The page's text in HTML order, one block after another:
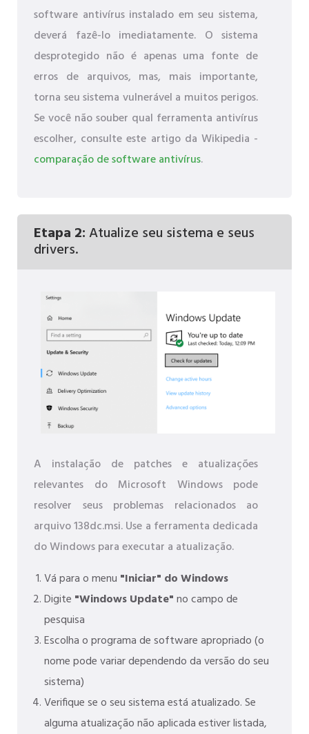
software antivírus instalado em seu sistema,
deverá fazê-lo imediatamente. O sistema
desprotegido não é apenas uma fonte de
erros de arquivos, mas, mais importante,
torna seu sistema vulnerável a muitos perigos.
Se você não souber qual ferramenta antivírus
escolher, consulte este artigo da Wikipedia -
comparação de software antivírus.
Etapa 2:Atualize seu sistema e seus
drivers.
A instalação de patches e atualizações
relevantes do Microsoft Windows pode
resolver seus problemas relacionados ao
arquivo 138dc.msi. Use a ferramenta dedicada
do Windows para executar a atualização.
Vá para o menu "Iniciar" do Windows
Digite "Windows Update"no campo de
pesquisa
Escolha o programa de software apropriado (o
nome pode variar dependendo da versão do seu
sistema)
Verifique se o seu sistema está atualizado. Se
alguma atualização não aplicada estiver listada,